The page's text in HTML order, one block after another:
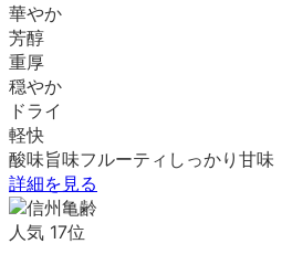
華やか
芳醇
重厚
穏やか
ドライ
軽快
酸味旨味フルーティ しっかり 甘味
詳細を見る
人気 17位